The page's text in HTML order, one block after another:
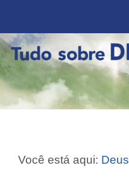
Você está aqui: Deus